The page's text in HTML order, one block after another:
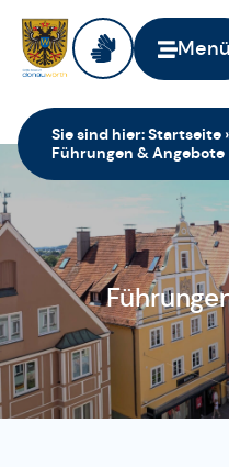
Menü
Sie sind hier:Startseite
Führungen & Angebote